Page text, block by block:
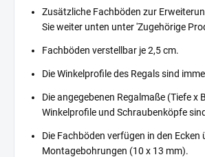
Zusätzliche Fachböden zur
Sie weiter unten unter 'Zugehörige
Fachböden verstellbar je 2,5 cm.
Die Winkelprofile des Regals sind
Die angegebenen Regalmaße (Tiefe x
Winkelprofile und Schraubenköpfe
Die Fachböden verfügen in den Ecken
Montagebohrungen (10 x 13 mm).